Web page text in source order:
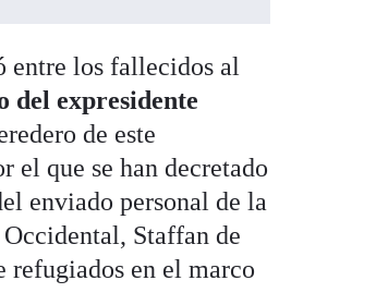
entre los fallecidos al
del expresidente
de este
el que se han decretado
enviado personal de la
Staffan de
refugiados en el marco